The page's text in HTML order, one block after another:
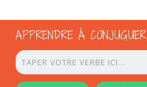
APPRENDRE À CONJUGUER